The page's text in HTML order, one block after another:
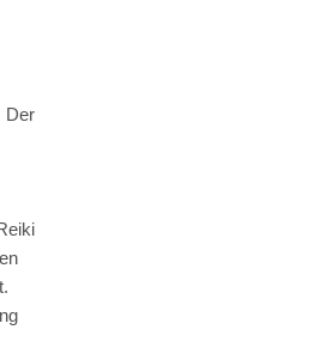
Der